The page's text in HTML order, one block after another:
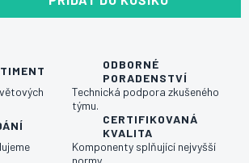
ODBORNÉ
PORADENSTVÍ
Technická podpora zkušeného
týmu.
CERTIFIKOVANÁ
KVALITA
Komponenty splňující nejvyšší
normy.